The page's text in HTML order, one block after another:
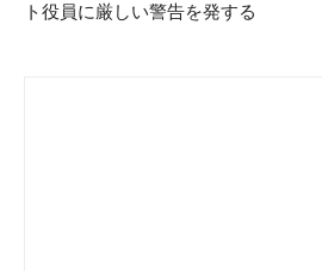
ト役員に厳しい警告を発する